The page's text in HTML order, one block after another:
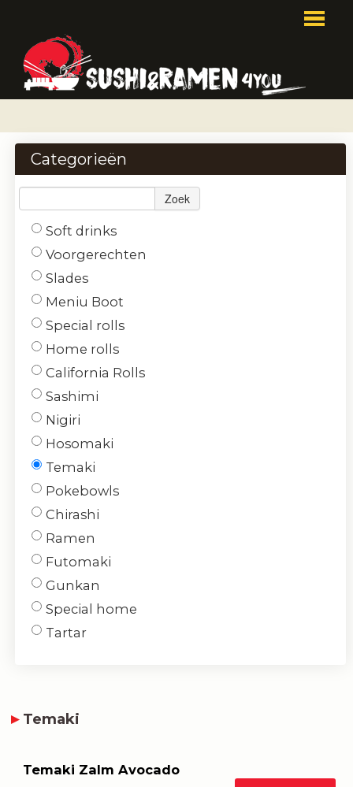
BESTELLEN
MENU
RESERVEREN
CONTACT
Categorieën
Zoek
Soft drinks
Voorgerechten
Slades
Meniu Boot
Special rolls
Home rolls
California Rolls
Sashimi
Nigiri
Hosomaki
Temaki
Pokebowls
Chirashi
Ramen
Futomaki
Gunkan
Special home
Tartar
Temaki
Temaki Zalm Avocado